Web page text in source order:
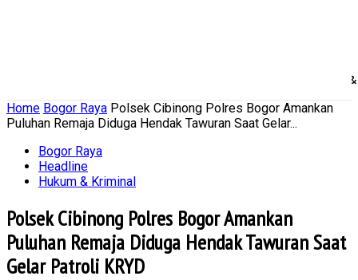
Politik
Home Bogor Raya Polsek Cibinong Polres Bogor Amankan
Puluhan Remaja Diduga Hendak Tawuran Saat Gelar...
Bogor Raya
Headline
Hukum & Kriminal
Polsek Cibinong Polres Bogor Amankan
Puluhan Remaja Diduga Hendak Tawuran Saat
Gelar Patroli KRYD